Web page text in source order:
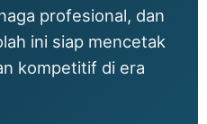
profesional, dan
ini siap mencetak
kompetitif di era